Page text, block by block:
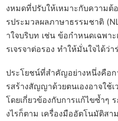
งหมดที่ปรับให้เหมาะกับความต้
รประมวลผลภาษาธรรมชาติ
าใจบริบท เช่น ข้อกำหนดเฉพา
รเจรจาต่อรอง ทำให้มั่นใจได้ว่
ประโยชน์ที่สำคัญอย่างหนึ่งคือก
รสร้างสัญญาด้วยตนเองอาจใช้
โดยเกี่ยวข้องกับการแก้ไขซ้ำๆ
งไรก็ตาม เครื่องมืออัตโนมัติสา